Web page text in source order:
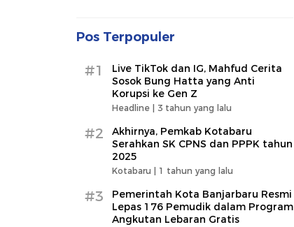
Pos Terpopuler
#1
Live TikTok dan IG, Mahfud Cerita
Sosok Bung Hatta yang Anti
Korupsi ke Gen Z
Headline | 3 tahun yang lalu
#2
Akhirnya, Pemkab Kotabaru
Serahkan SK CPNS dan PPPK tahun
2025
Kotabaru | 1 tahun yang lalu
#3
Pemerintah Kota Banjarbaru Resmi
Lepas 176 Pemudik dalam Program
Angkutan Lebaran Gratis